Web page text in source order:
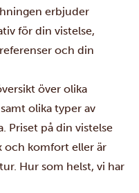
erbjuder
för din vistelse,
och din
över olika
olika typer av
Priset på din vistelse
och komfort eller är
Hur som helst, vi har